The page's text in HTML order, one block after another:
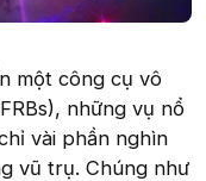
một công cụ vô
những vụ nổ
vài phần nghìn
vũ trụ. Chúng như